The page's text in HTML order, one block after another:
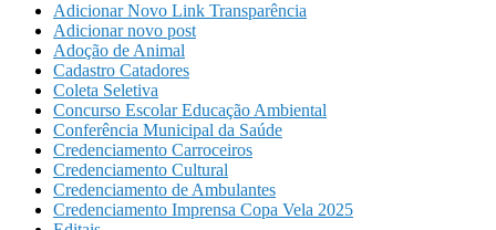
Adicionar Novo Link Transparência
Adicionar novo post
Adoção de Animal
Cadastro Catadores
Coleta Seletiva
Concurso Escolar Educação Ambiental
Conferência Municipal da Saúde
Credenciamento Carroceiros
Credenciamento Cultural
Credenciamento de Ambulantes
Credenciamento Imprensa Copa Vela 2025